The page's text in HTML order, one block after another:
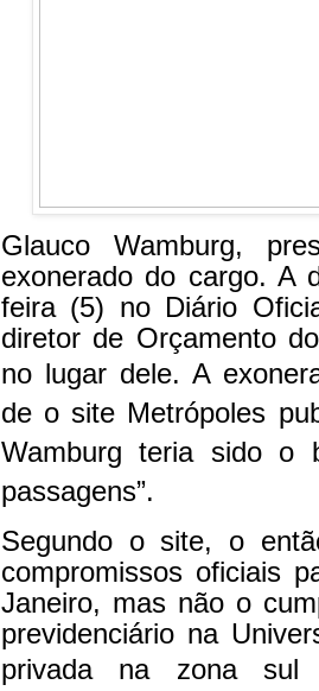
Glauco Wamburg,
exonerado do cargo. A
feira (5) no Diário
diretor de Orçamento
no lugar dele.A
de o site Metrópoles
Wamburg teria sido o
passagens”.
Segundo o site, o
compromissos oficiais
Janeiro, mas não o
previdenciário na
privada na zona sul